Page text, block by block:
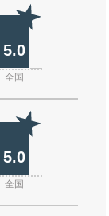
5.0
全国
5.0
全国